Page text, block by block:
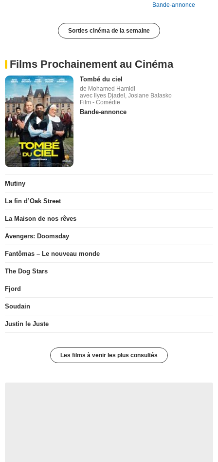
Bande-annonce
Sorties cinéma de la semaine
Films Prochainement au Cinéma
Tombé du ciel
de Mohamed Hamidi
avec Ilyes Djadel, Josiane Balasko
Film - Comédie
Bande-annonce
Mutiny
La fin d’Oak Street
La Maison de nos rêves
Avengers: Doomsday
Fantômas – Le nouveau monde
The Dog Stars
Fjord
Soudain
Justin le Juste
Les films à venir les plus consultés